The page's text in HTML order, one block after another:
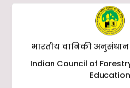
भारतीय वानिकी अनुसंधान
Indian Council of
Education